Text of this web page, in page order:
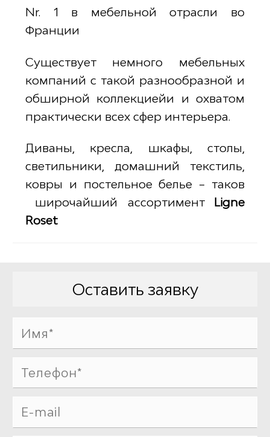
Nr. 1 в мебельной отрасли во
Франции
Существует немного мебельных
компаний с такой разнообразной и
обширной коллекциейи и охватом
практически всех сфер интерьера.
Диваны, кресла, шкафы, столы,
светильники, домашний текстиль,
ковры и постельное белье – таков
широчайший ассортимент Ligne
Roset
Оставить заявку